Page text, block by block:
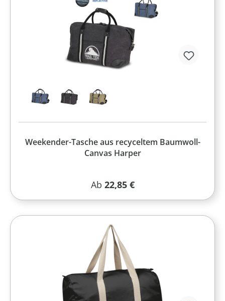
Weekender-Tasche aus recyceltem Baumwoll-
Canvas Harper
Regulärer Preis:
Ab 22,85 €